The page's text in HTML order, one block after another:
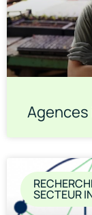
SECTEUR